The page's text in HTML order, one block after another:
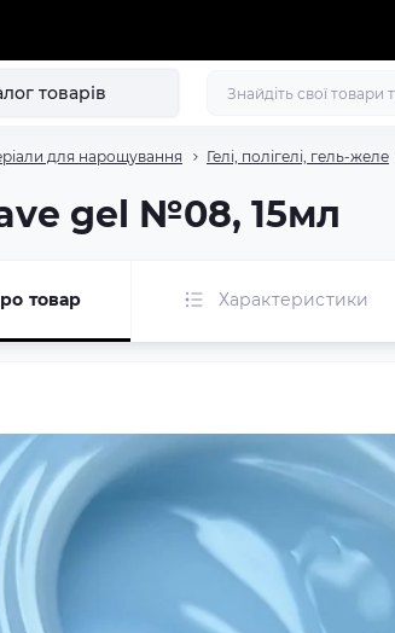
товарів
для нарощування Гелі, полігелі, гель-желе
gel №08, 15мл
товар Характеристики